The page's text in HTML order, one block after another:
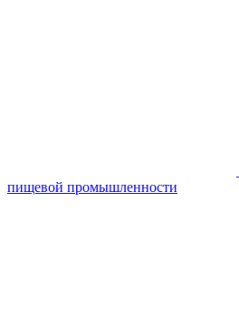
пищевой промышленности